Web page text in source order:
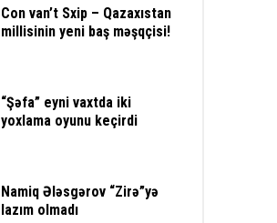
Con van’t Sxip – Qazaxıstan
millisinin yeni baş məşqçisi!
“Şəfa” eyni vaxtda iki
yoxlama oyunu keçirdi
Namiq Ələsgərov “Zirə”yə
lazım olmadı